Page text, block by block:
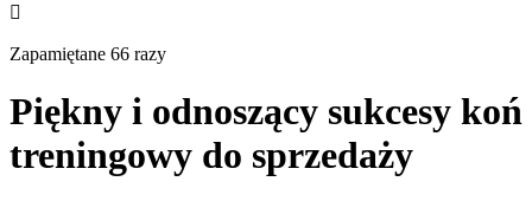

Zapamiętane 66 razy
Piękny i odnoszący sukcesy koń
treningowy do sprzedaży